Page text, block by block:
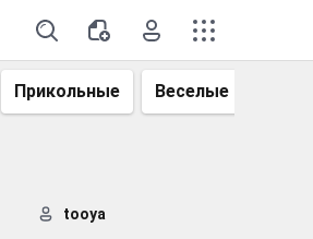
Прикольные Веселые
tooya